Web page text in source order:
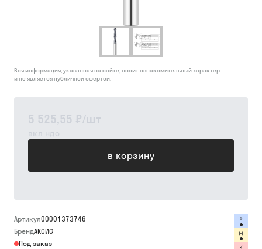
5 525,55 ₽/шт
вкл ндс
в корзину
Вся информация, указанная на сайте, носит ознакомительный характер
и не является публичной офертой.
Артикул00001373746
БрендАКСИС
Под заказ